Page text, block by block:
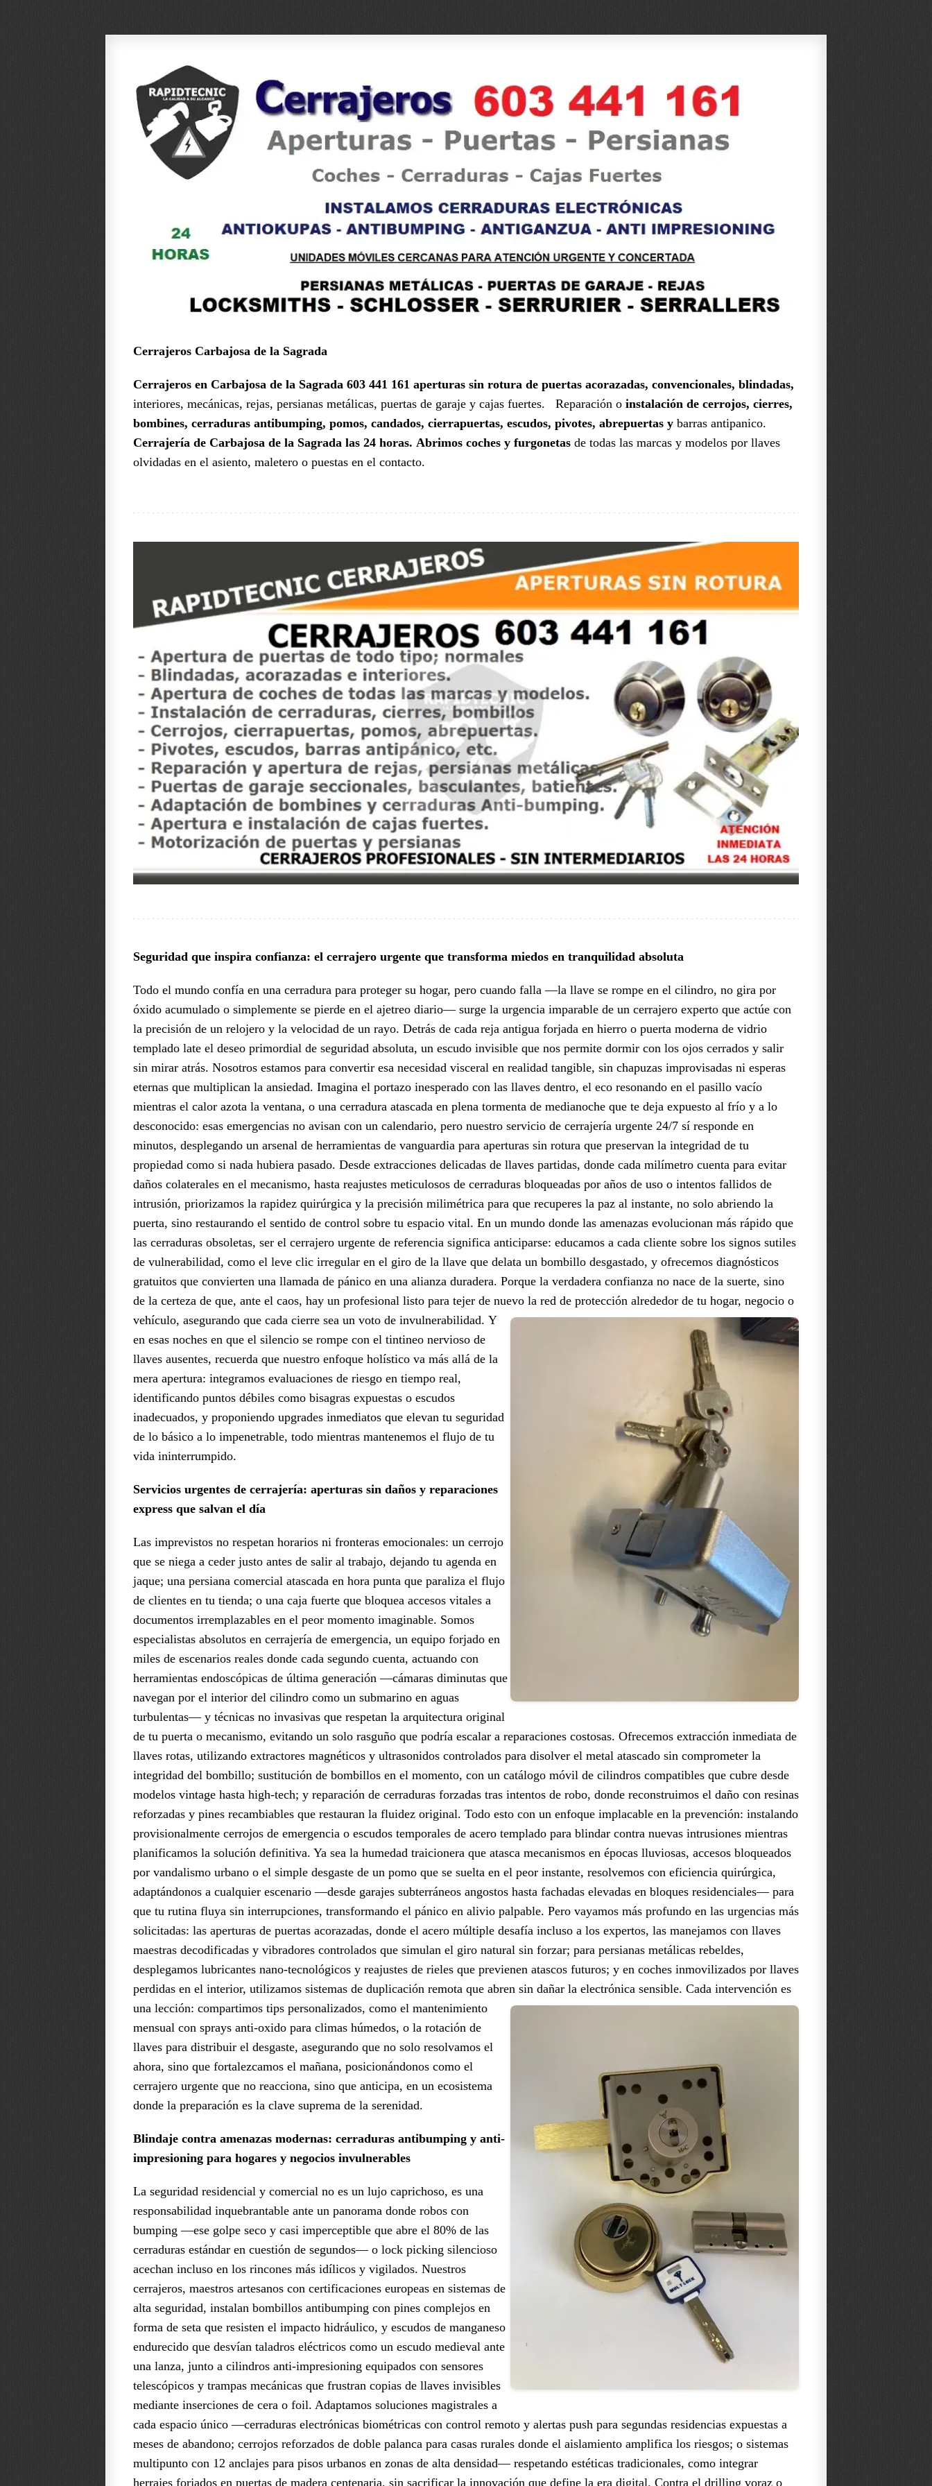
Cerrajeros Carbajosa de la Sagrada
Cerrajeros en Carbajosa de la Sagrada 603 441 161 aperturas sin rotura de puertas acorazadas, convencionales, blindadas,
interiores, mecánicas, rejas, persianas metálicas, puertas de garaje y cajas fuertes. Reparación o instalación de cerrojos, cierres,
bombines, cerraduras antibumping, pomos, candados, cierrapuertas, escudos, pivotes, abrepuertas y barras antipanico.
Cerrajería de Carbajosa de la Sagrada las 24 horas. Abrimos coches y furgonetas de todas las marcas y modelos por llaves
olvidadas en el asiento, maletero o puestas en el contacto.
Seguridad que inspira confianza: el cerrajero urgente que transforma miedos en tranquilidad absoluta
Todo el mundo confía en una cerradura para proteger su hogar, pero cuando falla —la llave se rompe en el cilindro, no gira por
óxido acumulado o simplemente se pierde en el ajetreo diario— surge la urgencia imparable de un cerrajero experto que actúe con
la precisión de un relojero y la velocidad de un rayo. Detrás de cada reja antigua forjada en hierro o puerta moderna de vidrio
templado late el deseo primordial de seguridad absoluta, un escudo invisible que nos permite dormir con los ojos cerrados y salir
sin mirar atrás. Nosotros estamos para convertir esa necesidad visceral en realidad tangible, sin chapuzas improvisadas ni esperas
eternas que multiplican la ansiedad. Imagina el portazo inesperado con las llaves dentro, el eco resonando en el pasillo vacío
mientras el calor azota la ventana, o una cerradura atascada en plena tormenta de medianoche que te deja expuesto al frío y a lo
desconocido: esas emergencias no avisan con un calendario, pero nuestro servicio de cerrajería urgente 24/7 sí responde en
minutos, desplegando un arsenal de herramientas de vanguardia para aperturas sin rotura que preservan la integridad de tu
propiedad como si nada hubiera pasado. Desde extracciones delicadas de llaves partidas, donde cada milímetro cuenta para evitar
daños colaterales en el mecanismo, hasta reajustes meticulosos de cerraduras bloqueadas por años de uso o intentos fallidos de
intrusión, priorizamos la rapidez quirúrgica y la precisión milimétrica para que recuperes la paz al instante, no solo abriendo la
puerta, sino restaurando el sentido de control sobre tu espacio vital. En un mundo donde las amenazas evolucionan más rápido que
las cerraduras obsoletas, ser el cerrajero urgente de referencia significa anticiparse: educamos a cada cliente sobre los signos sutiles
de vulnerabilidad, como el leve clic irregular en el giro de la llave que delata un bombillo desgastado, y ofrecemos diagnósticos
gratuitos que convierten una llamada de pánico en una alianza duradera. Porque la verdadera confianza no nace de la suerte, sino
de la certeza de que, ante el caos, hay un profesional listo para tejer de nuevo la red de protección alrededor de tu hogar, negocio o
vehículo, asegurando que cada cierre sea un voto de invulnerabilidad. Y
en esas noches en que el silencio se rompe con el tintineo nervioso de
llaves ausentes, recuerda que nuestro enfoque holístico va más allá de la
mera apertura: integramos evaluaciones de riesgo en tiempo real,
identificando puntos débiles como bisagras expuestas o escudos
inadecuados, y proponiendo upgrades inmediatos que elevan tu seguridad
de lo básico a lo impenetrable, todo mientras mantenemos el flujo de tu
vida ininterrumpido.
Servicios urgentes de cerrajería: aperturas sin daños y reparaciones
express que salvan el día
Las imprevistos no respetan horarios ni fronteras emocionales: un cerrojo
que se niega a ceder justo antes de salir al trabajo, dejando tu agenda en
jaque; una persiana comercial atascada en hora punta que paraliza el flujo
de clientes en tu tienda; o una caja fuerte que bloquea accesos vitales a
documentos irremplazables en el peor momento imaginable. Somos
especialistas absolutos en cerrajería de emergencia, un equipo forjado en
miles de escenarios reales donde cada segundo cuenta, actuando con
herramientas endoscópicas de última generación —cámaras diminutas que
navegan por el interior del cilindro como un submarino en aguas
turbulentas— y técnicas no invasivas que respetan la arquitectura original
de tu puerta o mecanismo, evitando un solo rasguño que podría escalar a reparaciones costosas. Ofrecemos extracción inmediata de
llaves rotas, utilizando extractores magnéticos y ultrasonidos controlados para disolver el metal atascado sin comprometer la
integridad del bombillo; sustitución de bombillos en el momento, con un catálogo móvil de cilindros compatibles que cubre desde
modelos vintage hasta high-tech; y reparación de cerraduras forzadas tras intentos de robo, donde reconstruimos el daño con resinas
reforzadas y pines recambiables que restauran la fluidez original. Todo esto con un enfoque implacable en la prevención: instalando
provisionalmente cerrojos de emergencia o escudos temporales de acero templado para blindar contra nuevas intrusiones mientras
planificamos la solución definitiva. Ya sea la humedad traicionera que atasca mecanismos en épocas lluviosas, accesos bloqueados
por vandalismo urbano o el simple desgaste de un pomo que se suelta en el peor instante, resolvemos con eficiencia quirúrgica,
adaptándonos a cualquier escenario —desde garajes subterráneos angostos hasta fachadas elevadas en bloques residenciales— para
que tu rutina fluya sin interrupciones, transformando el pánico en alivio palpable. Pero vayamos más profundo en las urgencias más
solicitadas: las aperturas de puertas acorazadas, donde el acero múltiple desafía incluso a los expertos, las manejamos con llaves
maestras decodificadas y vibradores controlados que simulan el giro natural sin forzar; para persianas metálicas rebeldes,
desplegamos lubricantes nano-tecnológicos y reajustes de rieles que previenen atascos futuros; y en coches inmovilizados por llaves
perdidas en el interior, utilizamos sistemas de duplicación remota que abren sin dañar la electrónica sensible. Cada intervención es
una lección: compartimos tips personalizados, como el mantenimiento
mensual con sprays anti-oxido para climas húmedos, o la rotación de
llaves para distribuir el desgaste, asegurando que no solo resolvamos el
ahora, sino que fortalezcamos el mañana, posicionándonos como el
cerrajero urgente que no reacciona, sino que anticipa, en un ecosistema
donde la preparación es la clave suprema de la serenidad.
Blindaje contra amenazas modernas: cerraduras antibumping y anti-
impresioning para hogares y negocios invulnerables
La seguridad residencial y comercial no es un lujo caprichoso, es una
responsabilidad inquebrantable ante un panorama donde robos con
bumping —ese golpe seco y casi imperceptible que abre el 80% de las
cerraduras estándar en cuestión de segundos— o lock picking silencioso
acechan incluso en los rincones más idílicos y vigilados. Nuestros
cerrajeros, maestros artesanos con certificaciones europeas en sistemas de
alta seguridad, instalan bombillos antibumping con pines complejos en
forma de seta que resisten el impacto hidráulico, y escudos de manganeso
endurecido que desvían taladros eléctricos como un escudo medieval ante
una lanza, junto a cilindros anti-impresioning equipados con sensores
telescópicos y trampas mecánicas que frustran copias de llaves invisibles
mediante inserciones de cera o foil. Adaptamos soluciones magistrales a
cada espacio único —cerraduras electrónicas biométricas con control remoto y alertas push para segundas residencias expuestas a
meses de abandono; cerrojos reforzados de doble palanca para casas rurales donde el aislamiento amplifica los riesgos; o sistemas
multipunto con 12 anclajes para pisos urbanos en zonas de alta densidad— respetando estéticas tradicionales, como integrar
herrajes forjados en puertas de madera centenaria, sin sacrificar la innovación que define la era digital. Contra el drilling voraz o